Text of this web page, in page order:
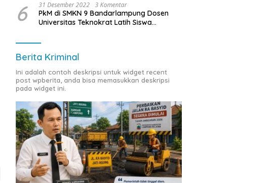
6 31 Desember 2022 3 Komentar
PkM di SMKN 9 Bandarlampung Dosen
Universitas Teknokrat Latih Siswa
Berita Kriminal
Ini adalah contoh deskripsi untuk widget recent
post wpberita, anda bisa memasukkan deskripsi
pada widget ini.